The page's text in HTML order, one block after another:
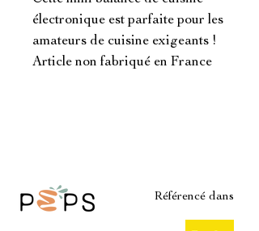
électronique est parfaite pour les
amateurs de cuisine exigeants !
Article non fabriqué en France
Référencé dans